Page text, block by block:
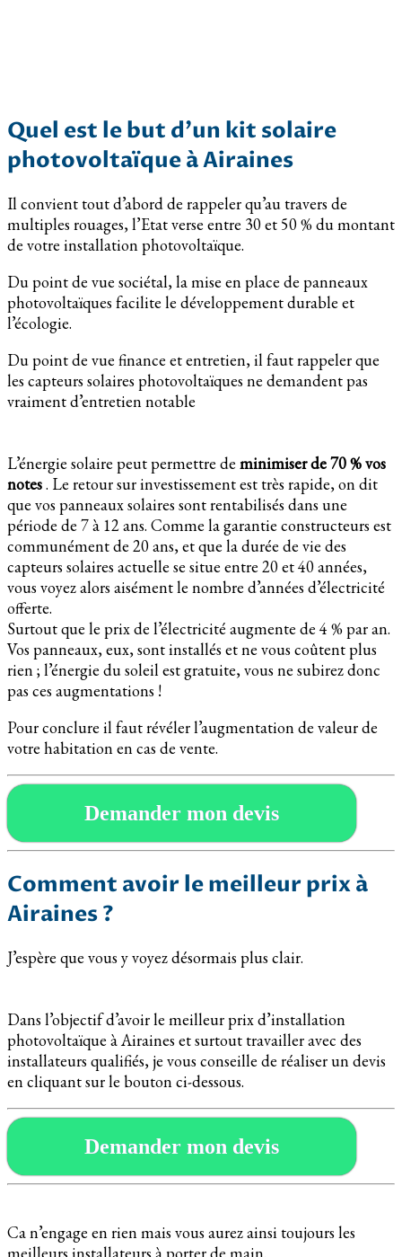
Quel est le but d’un kit solaire
photovoltaïque à Airaines
Il convient tout d’abord de rappeler qu’au travers de
multiples rouages, l’Etat verse entre 30 et 50 % du montant
de votre installation photovoltaïque.
Du point de vue sociétal, la mise en place de panneaux
photovoltaïques facilite le développement durable et
l’écologie.
Du point de vue finance et entretien, il faut rappeler que
les capteurs solaires photovoltaïques ne demandent pas
vraiment d’entretien notable
L’énergie solaire peut permettre de minimiser de 70 % vos
notes. Le retour sur investissement est très rapide, on dit
que vos panneaux solaires sont rentabilisés dans une
période de 7 à 12 ans. Comme la garantie constructeurs est
communément de 20 ans, et que la durée de vie des
capteurs solaires actuelle se situe entre 20 et 40 années,
vous voyez alors aisément le nombre d’années d’électricité
offerte.
Surtout que le prix de l’électricité augmente de 4 % par an.
Vos panneaux, eux, sont installés et ne vous coûtent plus
rien ; l’énergie du soleil est gratuite, vous ne subirez donc
pas ces augmentations !
Pour conclure il faut révéler l’augmentation de valeur de
votre habitation en cas de vente.
Demander mon devis
Comment avoir le meilleur prix à
Airaines ?
J’espère que vous y voyez désormais plus clair.
Dans l’objectif d’avoir le meilleur prix d’installation
photovoltaïque à Airaines et surtout travailler avec des
installateurs qualifiés, je vous conseille de réaliser un devis
en cliquant sur le bouton ci-dessous.
Demander mon devis
Ca n’engage en rien mais vous aurez ainsi toujours les
meilleurs installateurs à porter de main.